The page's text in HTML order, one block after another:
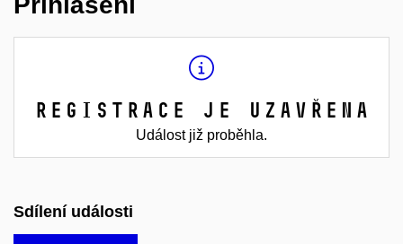
Registrace je uzavřena
Událost již proběhla.
Sdílení události